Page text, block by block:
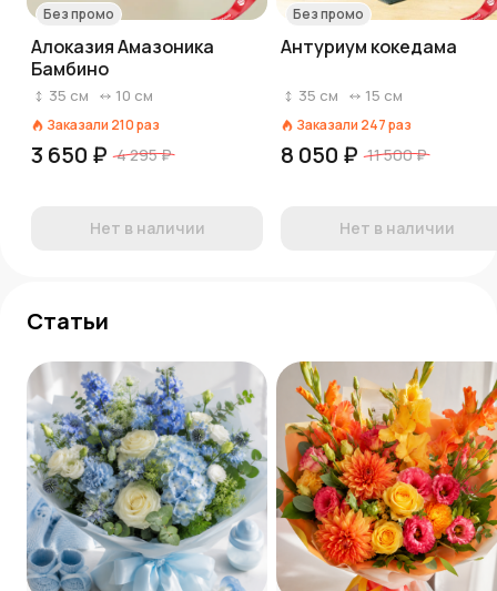
Без промо
Алоказия Амазоника
Бамбино
35 см 10 см
Заказали 210раз
3 650 ₽ 4 295 ₽
Нет в наличии
Без промо
Антуриум кокедама
35 см 15 см
Заказали 247раз
8 050 ₽ 11 500 ₽
Нет в наличии
Статьи